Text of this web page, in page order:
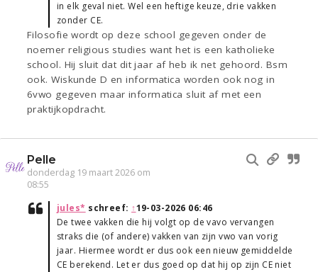
in elk geval niet. Wel een heftige keuze, drie vakken
zonder CE.
Filosofie wordt op deze school gegeven onder de
noemer religious studies want het is een katholieke
school. Hij sluit dat dit jaar af heb ik net gehoord. Bsm
ook. Wiskunde D en informatica worden ook nog in
6vwo gegeven maar informatica sluit af met een
praktijkopdracht.
Pelle
donderdag 19 maart 2026 om
08:55
jules* schreef: ↑19-03-2026 06:46
De twee vakken die hij volgt op de vavo vervangen
straks die (of andere) vakken van zijn vwo van vorig
jaar. Hiermee wordt er dus ook een nieuw gemiddelde
CE berekend. Let er dus goed op dat hij op zijn CE niet